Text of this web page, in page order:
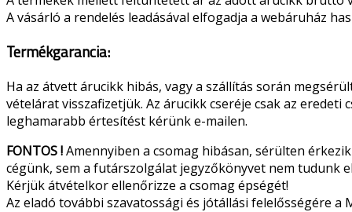
A vásárló a rendelés leadásával elfogadja a webáruház
Termékgarancia:
Ha az átvett árucikk hibás, vagy a szállítás során
vételárat visszafizetjük. Az árucikk cseréje csak az
leghamarabb értesítést kérünk e-mailen.
FONTOS !Amennyiben a csomag hibásan, sérülten
cégünk, sem a futárszolgálat jegyzőkönyvet nem tudunk
Kérjük átvételkor ellenőrizze a csomag épségét!
Az eladó további szavatossági és jótállási felelősségére